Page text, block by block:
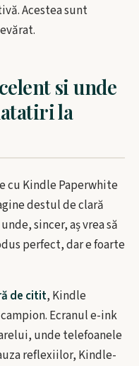
Acestea sunt
si unde
la
cu Kindle Paperwhite
destul de clară
sincer, aș vrea să
perfect, dar e foarte
de citit, Kindle
Ecranul e-ink
unde telefoanele
reflexiilor, Kindle-